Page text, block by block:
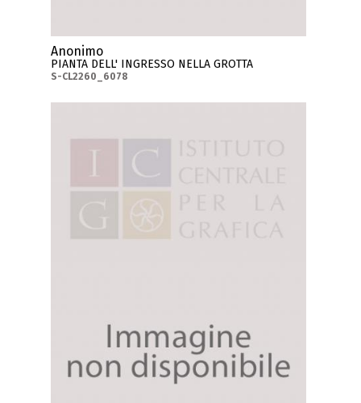
Anonimo
PIANTA DELL' INGRESSO NELLA GROTTA
S-CL2260_6078